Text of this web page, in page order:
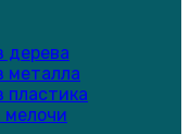
дерева
металла
пластика